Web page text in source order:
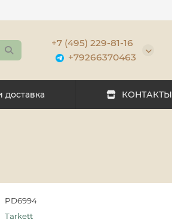
+7 (495) 229-81-16
+79266370463
доставка КОНТАКТЫ
PD6994
Tarkett